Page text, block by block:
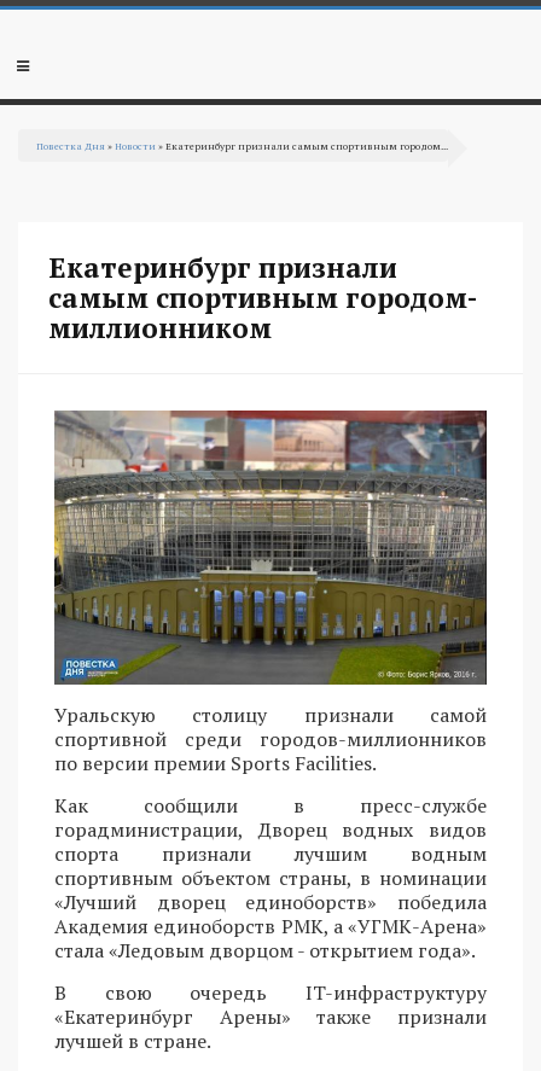
Перейти к основному содержанию
Мобильное
Повестка Дня »Новости » Екатеринбург признали самым спортивным городом...
Екатеринбург признали
самым спортивным городом-
миллионником
Уральскую столицу признали самой
спортивной среди городов-миллионников
по версии премии Sports Facilities.
Как сообщили в пресс-службе
горадминистрации, Дворец водных видов
спорта признали лучшим водным
спортивным объектом страны, в номинации
«Лучший дворец единоборств» победила
Академия единоборств РМК, а «УГМК-Арена»
стала «Ледовым дворцом - открытием года».
В свою очередь IT-инфраструктуру
«Екатеринбург Арены» также признали
лучшей в стране.